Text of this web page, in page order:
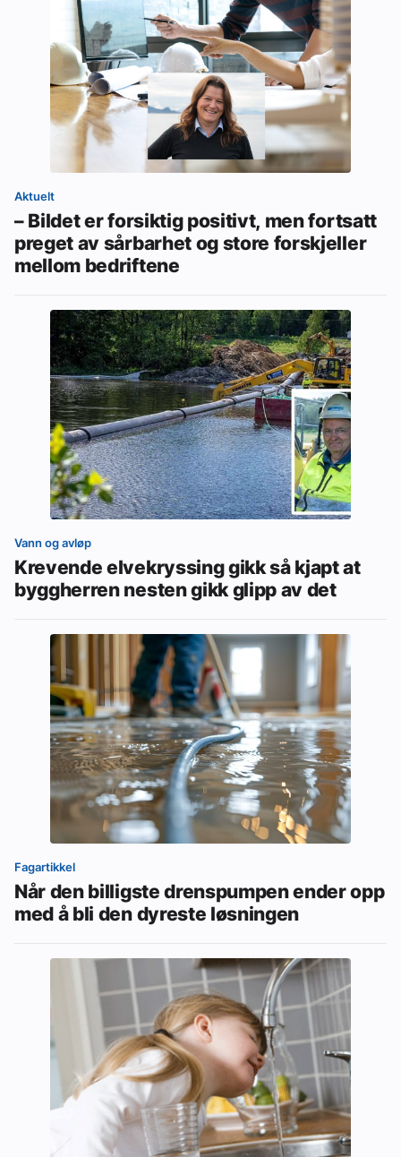
Aktuelt
– Bildet er forsiktig positivt, men fortsatt
preget av sårbarhet og store forskjeller
mellom bedriftene
Vann og avløp
Krevende elvekryssing gikk så kjapt at
byggherren nesten gikk glipp av det
Fagartikkel
Når den billigste drenspumpen ender opp
med å bli den dyreste løsningen